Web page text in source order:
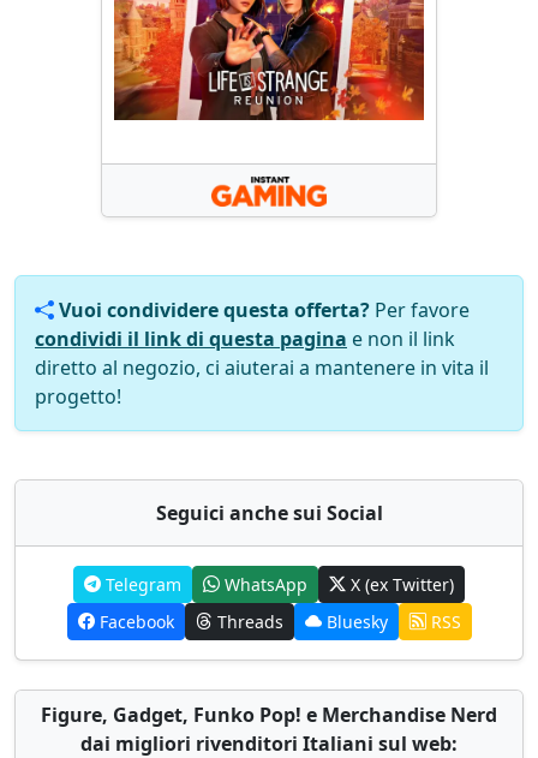
Vuoi condividere questa offerta? Per favore
condividi il link di questa pagina e non il link
diretto al negozio, ci aiuterai a mantenere in vita il
progetto!
Seguici anche sui Social
Telegram WhatsApp
X (ex Twitter)
Facebook
Threads Bluesky RSS
Figure, Gadget, Funko Pop! e Merchandise Nerd
dai migliori rivenditori Italiani sul web: